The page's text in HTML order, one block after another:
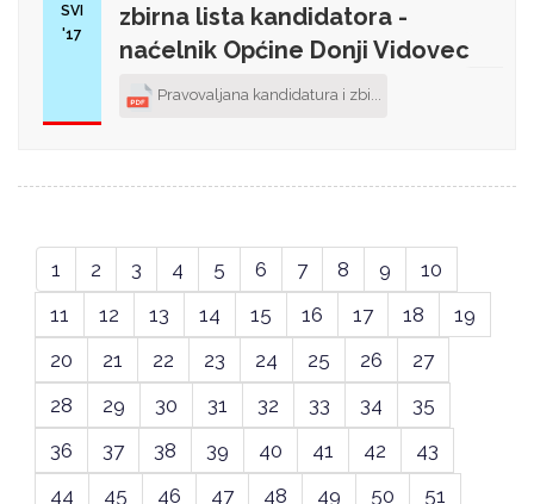
SVI
'17
zbirna lista kandidatora -
naćelnik Općine Donji Vidovec
Pravovaljana kandidatura i zbi...
1 2 3 4 5 6 7 8 9
10
11
12 13 14 15 16 17 18
19
20
21 22 23 24 25 26
27
28
29 30 31 32 33 34
35
36
37 38 39 40 41 42
43
44
45 46 47 48 49 50
51